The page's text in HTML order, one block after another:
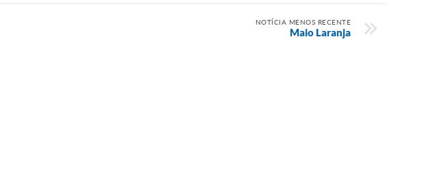
NOTÍCIA MENOS RECENTE
Maio Laranja